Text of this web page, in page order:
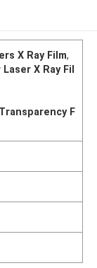
X Ray Film,
X Ray Fil
F